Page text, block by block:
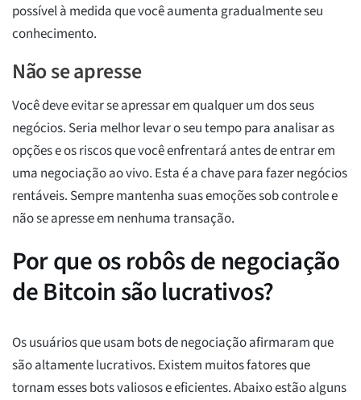
possível à medida que você aumenta gradualmente seu
conhecimento.
Não se apresse
Você deve evitar se apressar em qualquer um dos seus
negócios. Seria melhor levar o seu tempo para analisar as
opções e os riscos que você enfrentará antes de entrar em
uma negociação ao vivo. Esta é a chave para fazer negócios
rentáveis. Sempre mantenha suas emoções sob controle e
não se apresse em nenhuma transação.
Por que os robôs de negociação
de Bitcoin são lucrativos?
Os usuários que usam bots de negociação afirmaram que
são altamente lucrativos. Existem muitos fatores que
tornam esses bots valiosos e eficientes. Abaixo estão alguns